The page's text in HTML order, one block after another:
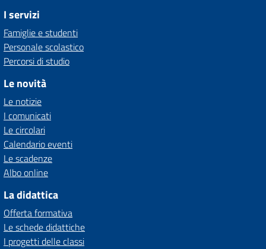
I servizi
Famiglie e studenti
Personale scolastico
Percorsi di studio
Le novità
Le notizie
I comunicati
Le circolari
Calendario eventi
Le scadenze
Albo online
La didattica
Offerta formativa
Le schede didattiche
I progetti delle classi